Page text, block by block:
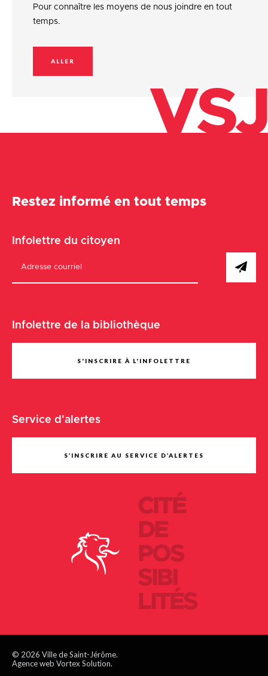
Pour connaître les moyens de nous joindre en tout
temps.
ALLER
VSJ
CITÉ
DE
POS
SIBI
LITÉS
Restez informé en tout temps
Infolettre du citoyen
Infolettre de la bibliothèque
S'INSCRIRE À L'INFOLETTRE
Service d'alertes
S’INSCRIRE AU SERVICE D’ALERTES
© 2026 Ville de Saint-Jérôme.
Agence web Vortex Solution.